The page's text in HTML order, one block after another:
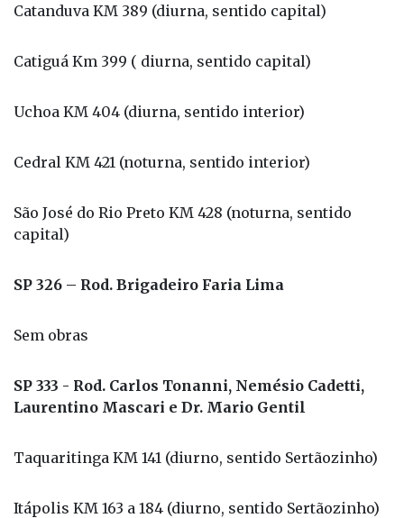
Catanduva KM 389 (diurna, sentido capital)
Catiguá Km 399 ( diurna, sentido capital)
Uchoa KM 404 (diurna, sentido interior)
Cedral KM 421 (noturna, sentido interior)
São José do Rio Preto KM 428 (noturna, sentido
capital)
SP 326 – Rod. Brigadeiro Faria Lima
Sem obras
SP 333 - Rod. Carlos Tonanni, Nemésio Cadetti,
Laurentino Mascari e Dr. Mario Gentil
Taquaritinga KM 141 (diurno, sentido Sertãozinho)
Itápolis KM 163 a 184 (diurno, sentido Sertãozinho)